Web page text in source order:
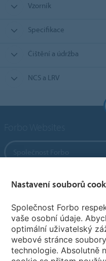
Vzorník
Specifikace
Čištění a údržba
NCS a LRV
Forbo Flooring Systems
Forbo Movement Systems
Pobočky
Nastavení souborů
Společnost Forbo
vaše osobní údaje.
optimální uživatelský
webové stránce
technologie. Absolutně